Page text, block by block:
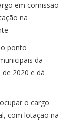
em comissão
na
ponto
da
2020 e dá
o cargo
com lotação na